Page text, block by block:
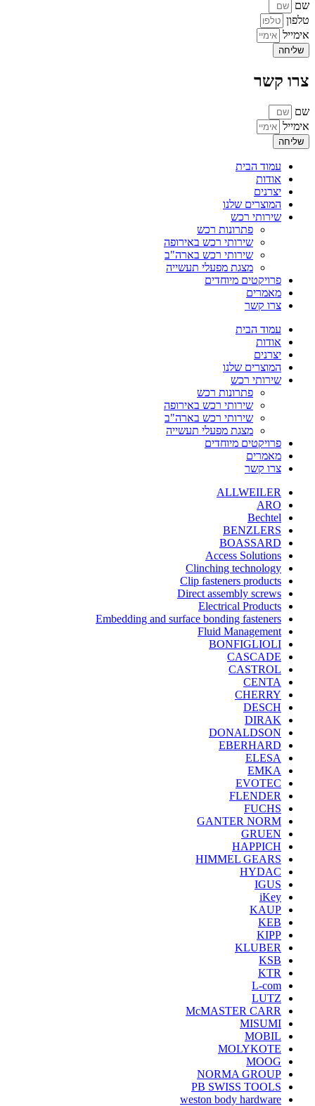
שם
טלפון
אימייל
שליחה
צרו קשר
שם
אימייל
שליחה
עמוד הבית
אודות
יצרנים
המוצרים שלנו
שירותי רכש
פתרונות רכש
שירותי רכש באירופה
שירותי רכש בארה"ב
מצגת מפעלי תעשייה
פרויקטים מיוחדים
מאמרים
צרו קשר
עמוד הבית
אודות
יצרנים
המוצרים שלנו
שירותי רכש
פתרונות רכש
שירותי רכש באירופה
שירותי רכש בארה"ב
מצגת מפעלי תעשייה
פרויקטים מיוחדים
מאמרים
צרו קשר
ALLWEILER
ARO
Bechtel
BENZLERS
BOASSARD
Access Solutions
Clinching technology
Clip fasteners products
Direct assembly screws
Electrical Products
Embedding and surface bonding fasteners
Fluid Management
BONFIGLIOLI
CASCADE
CASTROL
CENTA
CHERRY
DESCH
DIRAK
DONALDSON
EBERHARD
ELESA
EMKA
EVOTEC
FLENDER
FUCHS
GANTER NORM
GRUEN
HAPPICH
HIMMEL GEARS
HYDAC
IGUS
iKey
KAUP
KEB
KIPP
KLUBER
KSB
KTR
L-com
LUTZ
McMASTER CARR
MISUMI
MOBIL
MOLYKOTE
MOOG
NORMA GROUP
PB SWISS TOOLS
weston body hardware